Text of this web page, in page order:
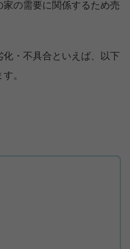
の需要に関係するため売
・不具合といえば、以下
。